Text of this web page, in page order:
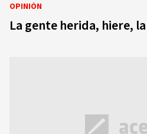
OPINIÓN
La gente herida, hiere,